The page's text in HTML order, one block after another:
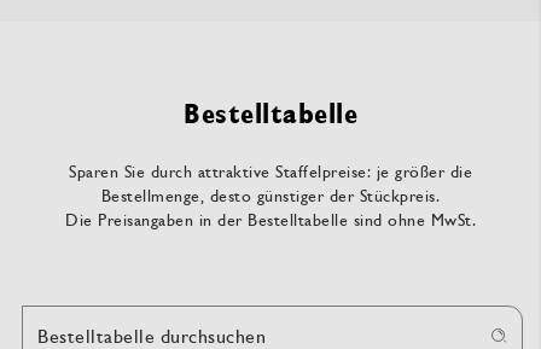
Bestelltabelle
Sparen Sie durch attraktive Staffelpreise: je größer die
Bestellmenge, desto günstiger der Stückpreis.
Die Preisangaben in der Bestelltabelle sind ohne MwSt.
Bestelltabelle durchsuchen